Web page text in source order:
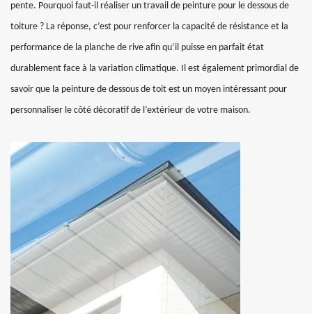
pente. Pourquoi faut-il réaliser un travail de peinture pour le dessous de
toiture ? La réponse, c’est pour renforcer la capacité de résistance et la
performance de la planche de rive afin qu’il puisse en parfait état
durablement face à la variation climatique. Il est également primordial de
savoir que la peinture de dessous de toit est un moyen intéressant pour
personnaliser le côté décoratif de l’extérieur de votre maison.